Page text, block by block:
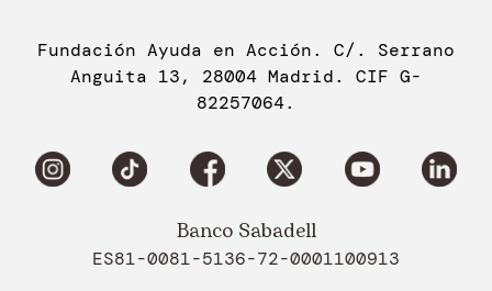
Fundación Ayuda en Acción. C/. Serrano
Anguita 13, 28004 Madrid. CIF G-
82257064.
Banco Sabadell
ES81-0081-5136-72-0001100913